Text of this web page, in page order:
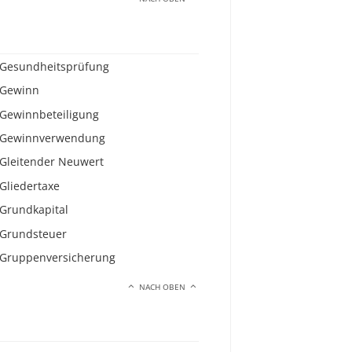
Gesundheitsprüfung
Gewinn
Gewinnbeteiligung
Gewinnverwendung
Gleitender Neuwert
Gliedertaxe
Grundkapital
Grundsteuer
Gruppenversicherung
NACH OBEN